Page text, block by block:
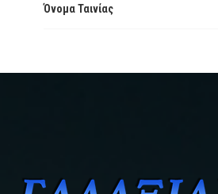
Όνομα Ταινίας